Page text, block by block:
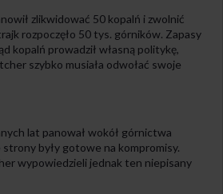
zlikwidować 50 kopalń i zwolnić
rozpoczęło 50 tys. górników. Zapasy
kopalń prowadził własną politykę,
szybko musiała odwołać swoje
lat panował wokół górnictwa
były gotowe na kompromisy.
wypowiedzieli jednak ten niepisany